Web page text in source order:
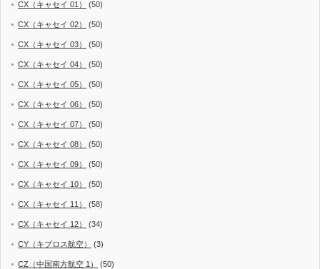
CX（キャセイ 01） (50)
CX（キャセイ 02） (50)
CX（キャセイ 03） (50)
CX（キャセイ 04） (50)
CX（キャセイ 05） (50)
CX（キャセイ 06） (50)
CX（キャセイ 07） (50)
CX（キャセイ 08） (50)
CX（キャセイ 09） (50)
CX（キャセイ 10） (50)
CX（キャセイ 11） (58)
CX（キャセイ 12） (34)
CY（キプロス航空） (3)
CZ（中国南方航空 1） (50)